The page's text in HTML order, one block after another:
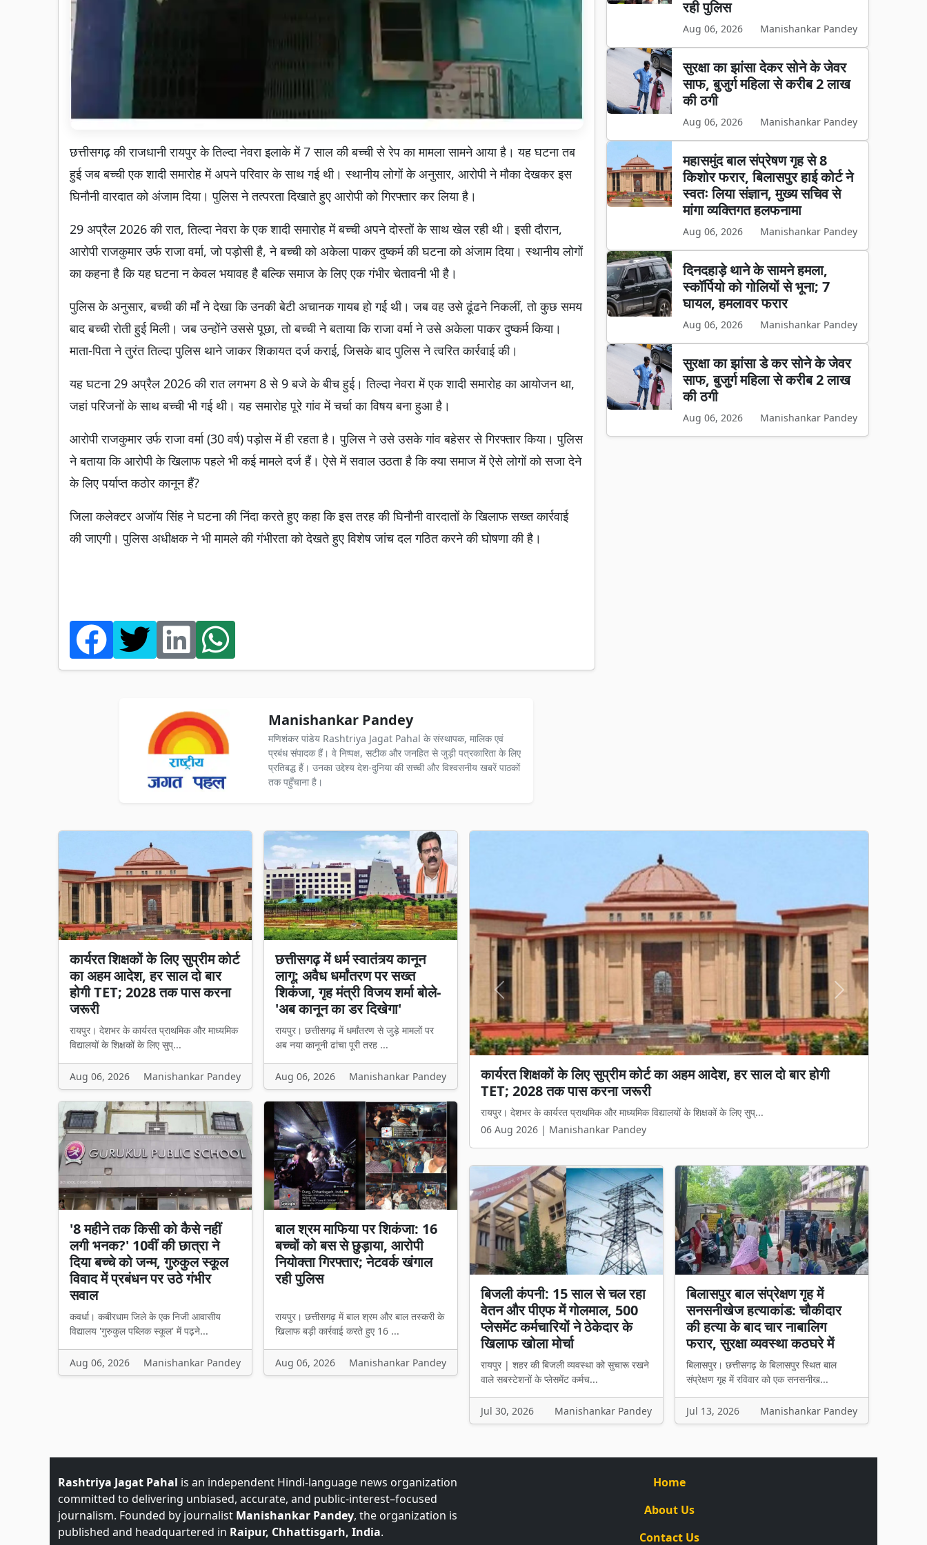
छत्तीसगढ़ की राजधानी रायपुर के तिल्दा नेवरा इलाके में 7 साल की बच्ची से रेप का मामला सामने आया है। यह घटना तब
हुई जब बच्ची एक शादी समारोह में अपने परिवार के साथ गई थी। स्थानीय लोगों के अनुसार, आरोपी ने मौका देखकर इस
घिनौनी वारदात को अंजाम दिया। पुलिस ने तत्परता दिखाते हुए आरोपी को गिरफ्तार कर लिया है।
29 अप्रैल 2026 की रात, तिल्दा नेवरा के एक शादी समारोह में बच्ची अपने दोस्तों के साथ खेल रही थी। इसी दौरान,
आरोपी राजकुमार उर्फ राजा वर्मा, जो पड़ोसी है, ने बच्ची को अकेला पाकर दुष्कर्म की घटना को अंजाम दिया। स्थानीय लोगों
का कहना है कि यह घटना न केवल भयावह है बल्कि समाज के लिए एक गंभीर चेतावनी भी है।
पुलिस के अनुसार, बच्ची की माँ ने देखा कि उनकी बेटी अचानक गायब हो गई थी। जब वह उसे ढूंढने निकलीं, तो कुछ समय
बाद बच्ची रोती हुई मिली। जब उन्होंने उससे पूछा, तो बच्ची ने बताया कि राजा वर्मा ने उसे अकेला पाकर दुष्कर्म किया।
माता-पिता ने तुरंत तिल्दा पुलिस थाने जाकर शिकायत दर्ज कराई, जिसके बाद पुलिस ने त्वरित कार्रवाई की।
यह घटना 29 अप्रैल 2026 की रात लगभग 8 से 9 बजे के बीच हुई। तिल्दा नेवरा में एक शादी समारोह का आयोजन था,
जहां परिजनों के साथ बच्ची भी गई थी। यह समारोह पूरे गांव में चर्चा का विषय बना हुआ है।
आरोपी राजकुमार उर्फ राजा वर्मा (30 वर्ष) पड़ोस में ही रहता है। पुलिस ने उसे उसके गांव बहेसर से गिरफ्तार किया। पुलिस
ने बताया कि आरोपी के खिलाफ पहले भी कई मामले दर्ज हैं। ऐसे में सवाल उठता है कि क्या समाज में ऐसे लोगों को सजा देने
के लिए पर्याप्त कठोर कानून हैं?
जिला कलेक्टर अजॉय सिंह ने घटना की निंदा करते हुए कहा कि इस तरह की घिनौनी वारदातों के खिलाफ सख्त कार्रवाई
की जाएगी। पुलिस अधीक्षक ने भी मामले की गंभीरता को देखते हुए विशेष जांच दल गठित करने की घोषणा की है।
Manishankar Pandey
मणिशंकर पांडेय Rashtriya Jagat Pahal के संस्थापक, मालिक एवं
प्रबंध संपादक हैं। वे निष्पक्ष, सटीक और जनहित से जुड़ी पत्रकारिता के लिए
प्रतिबद्ध हैं। उनका उद्देश्य देश-दुनिया की सच्ची और विश्वसनीय खबरें पाठकों
तक पहुँचाना है।
रही पुलिस
Aug 06, 2026 Manishankar Pandey
सुरक्षा का झांसा देकर सोने के जेवर
साफ, बुजुर्ग महिला से करीब 2 लाख
की ठगी
Aug 06, 2026 Manishankar Pandey
महासमुंद बाल संप्रेषण गृह से 8
किशोर फरार, बिलासपुर हाई कोर्ट ने
स्वतः लिया संज्ञान, मुख्य सचिव से
मांगा व्यक्तिगत हलफनामा
Aug 06, 2026 Manishankar Pandey
दिनदहाड़े थाने के सामने हमला,
स्कॉर्पियो को गोलियों से भूना; 7
घायल, हमलावर फरार
Aug 06, 2026 Manishankar Pandey
सुरक्षा का झांसा डे कर सोने के जेवर
साफ, बुजुर्ग महिला से करीब 2 लाख
की ठगी
Aug 06, 2026 Manishankar Pandey
कार्यरत शिक्षकों के लिए सुप्रीम कोर्ट
का अहम आदेश, हर साल दो बार
होगी TET; 2028 तक पास करना
जरूरी
रायपुर। देशभर के कार्यरत प्राथमिक और माध्यमिक
विद्यालयों के शिक्षकों के लिए सुप्...
Aug 06, 2026 Manishankar Pandey
छत्तीसगढ़ में धर्म स्वातंत्र्य कानून
लागू: अवैध धर्मांतरण पर सख्त
शिकंजा, गृह मंत्री विजय शर्मा बोले-
'अब कानून का डर दिखेगा'
रायपुर। छत्तीसगढ़ में धर्मांतरण से जुड़े मामलों पर
अब नया कानूनी ढांचा पूरी तरह ...
Aug 06, 2026 Manishankar Pandey
'8 महीने तक किसी को कैसे नहीं
लगी भनक?' 10वीं की छात्रा ने
दिया बच्चे को जन्म, गुरुकुल स्कूल
विवाद में प्रबंधन पर उठे गंभीर
सवाल
कवर्धा। कबीरधाम जिले के एक निजी आवासीय
विद्यालय 'गुरुकुल पब्लिक स्कूल' में पढ़ने...
Aug 06, 2026 Manishankar Pandey
बाल श्रम माफिया पर शिकंजा: 16
बच्चों को बस से छुड़ाया, आरोपी
नियोक्ता गिरफ्तार; नेटवर्क खंगाल
रही पुलिस
रायपुर। छत्तीसगढ़ में बाल श्रम और बाल तस्करी के
खिलाफ बड़ी कार्रवाई करते हुए 16 ...
Aug 06, 2026 Manishankar Pandey
छत्तीसगढ़ में धर्म स्वातंत्र्य कानून लागू: अवैध धर्मांतरण पर सख्त शिकंजा, गृह
मंत्री विजय शर्मा बोले- 'अब कानून का डर दिखेगा'
रायपुर। छत्तीसगढ़ में धर्मांतरण से जुड़े मामलों पर अब नया कानूनी ढांचा पूरी तरह ...
06 Aug 2026 | Manishankar Pandey
Previous Next
बिजली कंपनी: 15 साल से चल रहा
वेतन और पीएफ में गोलमाल, 500
प्लेसमेंट कर्मचारियों ने ठेकेदार के
खिलाफ खोला मोर्चा
रायपुर | शहर की बिजली व्यवस्था को सुचारू रखने
वाले सबस्टेशनों के प्लेसमेंट कर्मच...
Jul 30, 2026 Manishankar Pandey
बिलासपुर बाल संप्रेक्षण गृह में
सनसनीखेज हत्याकांड: चौकीदार
की हत्या के बाद चार नाबालिग
फरार, सुरक्षा व्यवस्था कठघरे में
बिलासपुर। छत्तीसगढ़ के बिलासपुर स्थित बाल
संप्रेक्षण गृह में रविवार को एक सनसनीख...
Jul 13, 2026 Manishankar Pandey
Rashtriya Jagat Pahal is an independent Hindi-language news organization
committed to delivering unbiased, accurate, and public-interest–focused
journalism. Founded by journalist Manishankar Pandey, the organization is
published and headquartered in Raipur, Chhattisgarh, India.
Home
About Us
Contact Us